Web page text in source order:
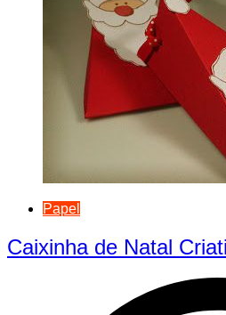
Papel
Caixinha de Natal